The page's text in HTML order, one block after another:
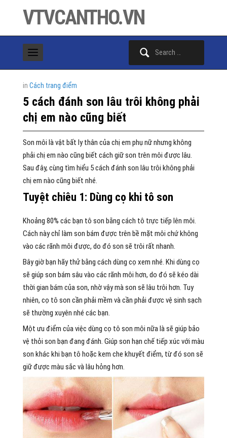
VTVCANTHO.VN
in Cách trang điểm
5 cách đánh son lâu trôi không phải
chị em nào cũng biết
Son môi là vật bất ly thân của chị em phụ nữ nhưng không
phải chị em nào cũng biết cách giữ son trên môi được lâu.
Sau đây, cùng tìm hiểu 5 cách đánh son lâu trôi không phải
chị em nào cũng biết nhé.
Tuyệt chiêu 1: Dùng cọ khi tô son
Khoảng 80% các bạn tô son bằng cách tô trực tiếp lên môi.
Cách này chỉ làm son bám được trên bề mặt môi chứ không
vào các rãnh môi được, do đó son sẽ trôi rất nhanh.
Bây giờ bạn hãy thử bằng cách dùng cọ xem nhé. Khi dùng cọ
sẽ giúp son bám sâu vào các rãnh môi hơn, do đó sẽ kéo dài
thời gian bám của son, nhờ vậy mà son sẽ lâu trôi hơn. Tuy
nhiên, cọ tô son cần phải mềm và cần phải được vệ sinh sạch
sẽ thường xuyên nhé các bạn.
Một ưu điểm của việc dùng cọ tô son môi nữa là sẽ giúp bảo
vệ thỏi son bạn đang đánh. Giúp son hạn chế tiếp xúc với màu
son khác khi bạn tô hoặc kem che khuyết điểm, từ đó son sẽ
giữ được màu sắc và lâu hỏng hơn.